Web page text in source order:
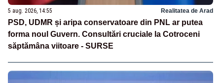
5 aug. 2026, 14:55 Realitatea de Arad
PSD, UDMR și aripa conservatoare din PNL ar putea
forma noul Guvern. Consultări cruciale la Cotroceni
săptămâna viitoare - SURSE